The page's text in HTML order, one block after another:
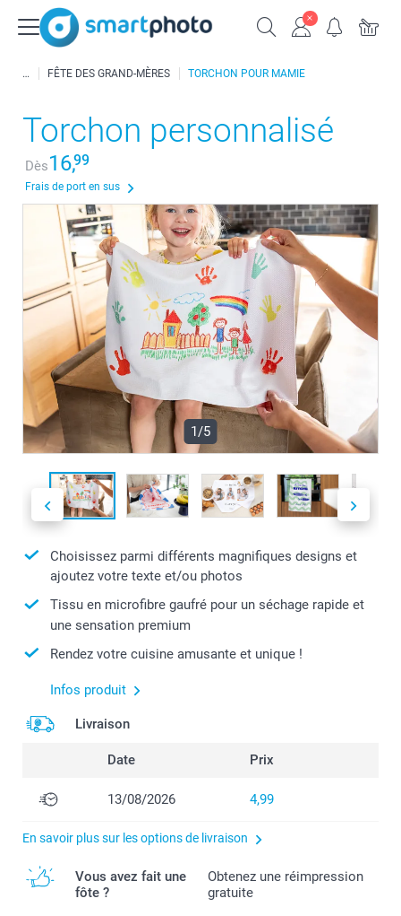
FÊTE DES GRAND-MÈRES TORCHON POUR MAMIE
Torchon personnalisé
Dès16,99
Frais de port en sus
1/5
Choisissez parmi différents magnifiques designs et
ajoutez votre texte et/ou photos
Tissu en microfibre gaufré pour un séchage rapide et
une sensation premium
Rendez votre cuisine amusante et unique !
Infos produit
Livraison
Date Prix
13/08/2026 4,99
En savoir plus sur les options de livraison
Vous avez fait une
fôte ?
Obtenez une réimpression
gratuite